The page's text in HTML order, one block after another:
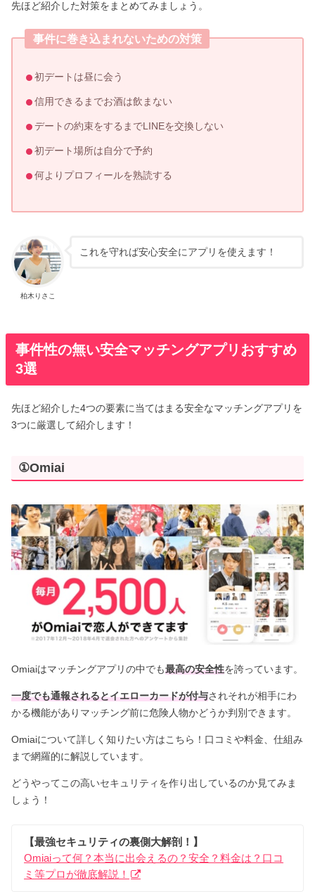
先ほど紹介した対策をまとめてみましょう。
事件に巻き込まれないための対策
初デートは昼に会う
信用できるまでお酒は飲まない
デートの約束をするまでLINEを交換しない
初デート場所は自分で予約
何よりプロフィールを熟読する
柏木りさこ
これを守れば安心安全にアプリを使えます！
事件性の無い安全マッチングアプリおすすめ
3選
先ほど紹介した4つの要素に当てはまる安全なマッチングアプリを
3つに厳選して紹介します！
①Omiai
Omiaiはマッチングアプリの中でも最高の安全性を誇っています。
一度でも通報されるとイエローカードが付与されそれが相手にわ
かる機能がありマッチング前に危険人物かどうか判別できます。
Omiaiについて詳しく知りたい方はこちら！口コミや料金、仕組み
まで網羅的に解説しています。
どうやってこの高いセキュリティを作り出しているのか見てみま
しょう！
【最強セキュリティの裏側大解剖！】
Omiaiって何？本当に出会えるの？安全？料金は？口コ
ミ等プロが徹底解説！